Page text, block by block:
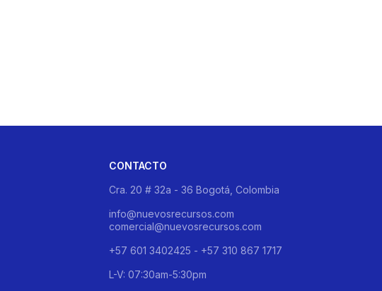
CONTACTO
Cra. 20 # 32a - 36 Bogotá, Colombia
info@nuevosrecursos.com
comercial@nuevosrecursos.com
+57 601 3402425 - +57 310 867 1717
L-V: 07:30am-5:30pm